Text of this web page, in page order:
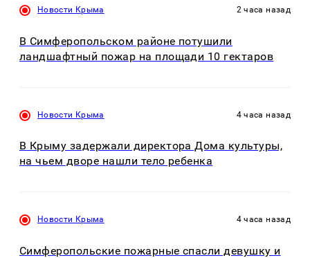
Новости Крыма 2 часа назад
В Симферопольском районе потушили
ландшафтный пожар на площади 10 гектаров
Новости Крыма 4 часа назад
В Крыму задержали директора Дома культуры,
на чьем дворе нашли тело ребенка
Новости Крыма 4 часа назад
Симферопольские пожарные спасли девушку и